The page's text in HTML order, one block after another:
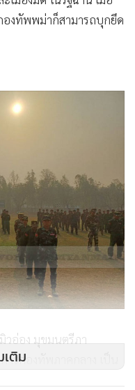
และถูกนำเสนอเป็นข่าว
รอบที่ 2 ที่ในช่วงแรก
ตีหน่วยทหารพม่าใน
าคมัณฑะเลย์กับรัฐฉาน
ยเลข 3 ที่เป็นเส้นทาง
น-เมียนมา ประกอบด้วย
ในภาคมัณฑะเลย์ เมือง
เมืองมีต ในรัฐฉาน เมื่อ
งทัพพม่าก็สามารถบุกยึด